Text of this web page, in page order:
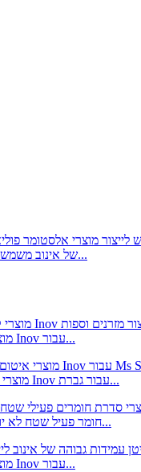
פוליאוריטן Mdi של אינוב משמש לייצור חומרים שונים...
מוצרי קצף פוליאוריטן עמידות גבוהה של Inov עבור...
מוצרי איטום אטומים למים מפוליאוריתן של Inov עבור גברת...
חומר פעיל שטח לא יוני בעל קצף נמוך של פוליאוריטן אינוב...
מוצרי קצף פוליאוריטן עמידות גבוהה של Inov עבור...